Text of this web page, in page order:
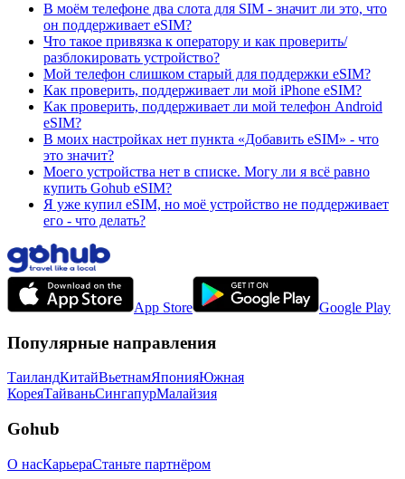
В моём телефоне два слота для SIM - значит ли это, что
он поддерживает eSIM?
Что такое привязка к оператору и как проверить/
разблокировать устройство?
Мой телефон слишком старый для поддержки eSIM?
Как проверить, поддерживает ли мой iPhone eSIM?
Как проверить, поддерживает ли мой телефон Android
eSIM?
В моих настройках нет пункта «Добавить eSIM» - что
это значит?
Моего устройства нет в списке. Могу ли я всё равно
купить Gohub eSIM?
Я уже купил eSIM, но моё устройство не поддерживает
его - что делать?
App Store Google Play
Популярные направления
ТаиландКитайВьетнамЯпонияЮжная
КореяТайваньСингапурМалайзия
Gohub
О насКарьераСтаньте партнёром